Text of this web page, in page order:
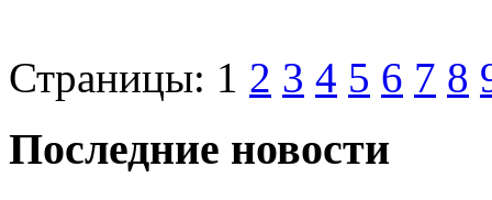
Страницы: 1 2 3 4 5 6 7 8
Последние новости